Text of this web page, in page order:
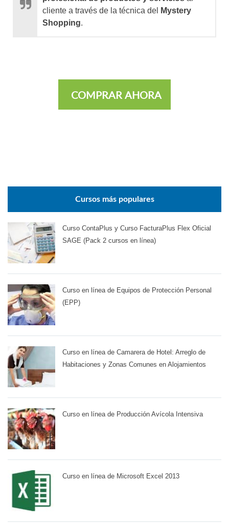
cliente a través de la técnica del
Mystery
Shopping.
COMPRAR AHORA
Cursos más populares
Curso ContaPlus y Curso FacturaPlus Flex Oficial
SAGE (Pack 2 cursos en línea)
Curso en línea de Equipos de Protección Personal
(EPP)
Curso en línea de Camarera de Hotel: Arreglo de
Habitaciones y Zonas Comunes en Alojamientos
Curso en línea de Producción Avícola Intensiva
Curso en línea de Microsoft Excel 2013